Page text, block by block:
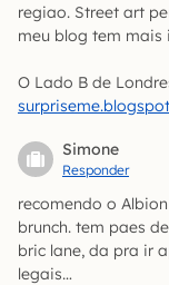
regiao. Street art
meu blog tem mais
O Lado B de
Simone
Responder
recomendo o
brunch. tem paes
bric lane, da pra ir
legais…